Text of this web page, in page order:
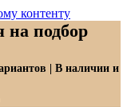
контенту
подбор
| В наличии и